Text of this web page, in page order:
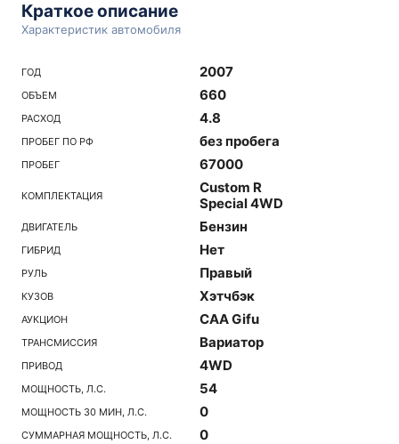
Краткое описание
Характеристик автомобиля
ГОД 2007
ОБЪЕМ 660
РАСХОД 4.8
ПРОБЕГ ПО РФ без пробега
ПРОБЕГ 67000
КОМПЛЕКТАЦИЯ
Custom R
Special 4WD
ДВИГАТЕЛЬ Бензин
ГИБРИД Нет
РУЛЬ Правый
КУЗОВ Хэтчбэк
АУКЦИОН CAA Gifu
ТРАНСМИССИЯ Вариатор
ПРИВОД 4WD
МОЩНОСТЬ, Л.С. 54
МОЩНОСТЬ 30 МИН, Л.С. 0
СУММАРНАЯ МОЩНОСТЬ, Л.С. 0